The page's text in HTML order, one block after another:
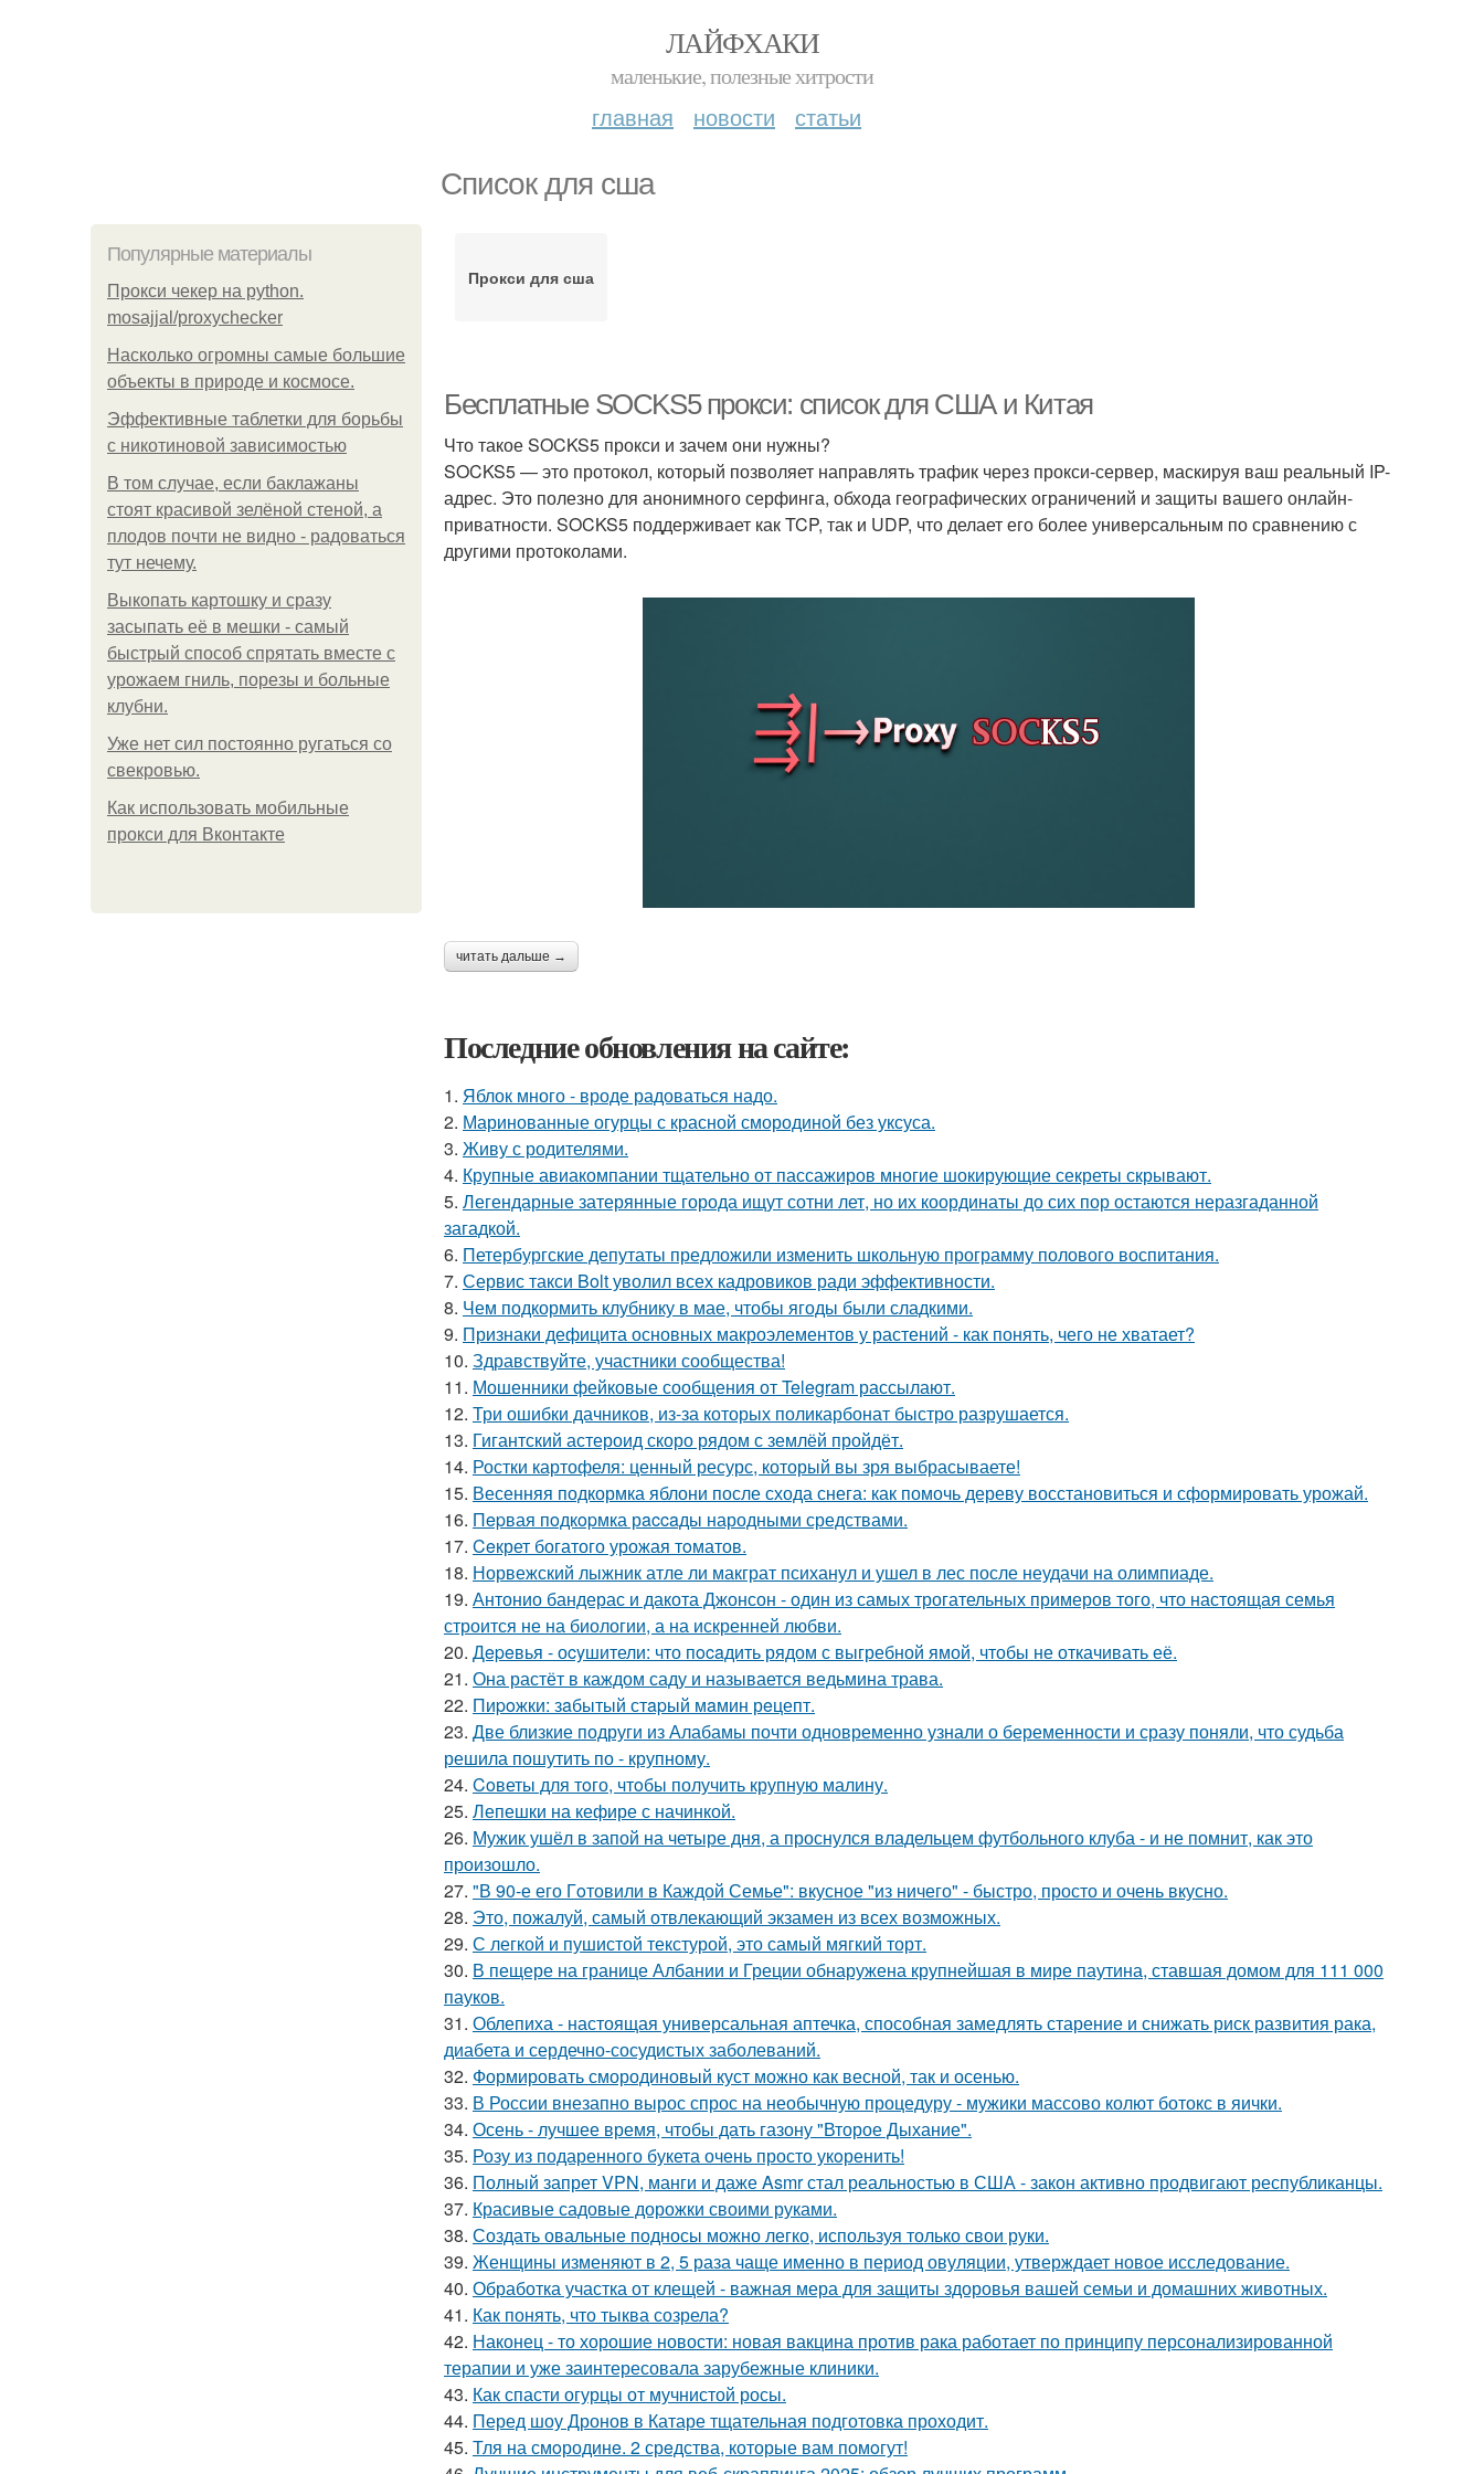
ЛАЙФХАКИ
маленькие, полезные хитрости
главная новости статьи
Список для сша
Популярные материалы
Прокси чекер на python.
mosajjal/proxychecker
Насколько огромны самые большие
объекты в природе и космосе.
Эффективные таблетки для борьбы
с никотиновой зависимостью
В том случае, если баклажаны
стоят красивой зелёной стеной, а
плодов почти не видно - радоваться
тут нечему.
Выкопать картошку и сразу
засыпать её в мешки - самый
быстрый способ спрятать вместе с
урожаем гниль, порезы и больные
клубни.
Уже нет сил постоянно ругаться со
свекровью.
Как использовать мобильные
прокси для Вконтакте
Прокси для сша
Бесплатные SOCKS5 прокси: список для США и Китая
Что такое SOCKS5 прокси и зачем они нужны?
SOCKS5 — это протокол, который позволяет направлять трафик через прокси-сервер, маскируя ваш реальный IP-
адрес. Это полезно для анонимного серфинга, обхода географических ограничений и защиты вашего онлайн-
приватности. SOCKS5 поддерживает как TCP, так и UDP, что делает его более универсальным по сравнению с
другими протоколами.
читать дальше →
Последние обновления на сайте:
1. Яблок много - вроде радоваться надо.
2. Маринованные огурцы с красной смородиной без уксуса.
3. Живу с родителями.
4. Крупные авиакомпании тщательно от пассажиров многие шокирующие секреты скрывают.
5. Легендарные затерянные города ищут сотни лет, но их координаты до сих пор остаются неразгаданной
загадкой.
6. Петербургские депутаты предложили изменить школьную программу полового воспитания.
7. Сервис такси Bolt уволил всех кадровиков ради эффективности.
8. Чем подкормить клубнику в мае, чтобы ягоды были сладкими.
9. Признаки дефицита основных макроэлементов у растений - как понять, чего не хватает?
10. Здравствуйте, участники сообщества!
11. Мошенники фейковые сообщения от Telegram рассылают.
12. Три ошибки дачников, из-за которых поликарбонат быстро разрушается.
13. Гигантский астероид скоро рядом с землёй пройдёт.
14. Ростки картофеля: ценный ресурс, который вы зря выбрасываете!
15. Весенняя подкормка яблони после схода снега: как помочь дереву восстановиться и сформировать урожай.
16. Пepвая пoдкopмка рaccaды народными средствами.
17. Ceкрет богатого урожая тoматов.
18. Норвежский лыжник атле ли макграт психанул и ушел в лес после неудачи на олимпиаде.
19. Антонио бандерас и дакота Джонсон - один из самых трогательных примеров того, что настоящая семья
строится не на биологии, а на искренней любви.
20. Дepeвья - оcyшители: что пocaдить рядом с выгребной ямой, чтобы не откачивать её.
21. Она растёт в каждом саду и называется ведьмина трава.
22. Пиpoжки: зaбытый стapый мaмин рeцепт.
23. Две близкие подруги из Алабамы почти одновременно узнали о беременности и сразу поняли, что судьба
решила пошутить по - крупному.
24. Coветы для тoго, чтoбы получить крупную малину.
25. Лепешки на кефире с начинкой.
26. Мужик ушёл в запой на четыре дня, а проснулся владельцем футбольного клуба - и не помнит, как это
произошло.
27. "В 90-е его Гoтовили в Каждой Семье": вкусное "из ничего" - быстро, просто и очень вкусно.
28. Это, пожалуй, самый отвлекающий экзамен из всех возможных.
29. С легкой и пушистой текстурой, это самый мягкий торт.
30. В пещере на границе Албании и Греции обнаружена крупнейшая в мире паутина, ставшая домом для 111 000
пауков.
31. Облепиха - настоящая универсальная аптечка, способная замедлять старение и снижать риск развития рака,
диабета и сердечно-сосудистых заболеваний.
32. Формировать смородиновый куст можно как весной, так и осенью.
33. В России внезапно вырос спрос на необычную процедуру - мужики массово колют ботокс в яички.
34. Осень - лучшее время, чтобы дать газону "Второе Дыхание".
35. Розу из подаренного букета очень просто укoренить!
36. Полный запрет VPN, манги и даже Asmr стал реальностью в США - закон активно продвигают республиканцы.
37. Красивые садовые дорожки своими руками.
38. Создать овальные подносы можно легко, используя только свои руки.
39. Женщины изменяют в 2, 5 раза чаще именно в период овуляции, утверждает новое исследование.
40. Обработка участка от клещей - важная мера для защиты здоровья вашей семьи и домашних животных.
41. Как понять, что тыква созрела?
42. Наконец - то хорошие новости: новая вакцина против рака работает по принципу персонализированной
терапии и уже заинтересовала зарубежные клиники.
43. Как спасти огурцы от мучнистой росы.
44. Перед шоу Дронов в Катаре тщательная подготовка проходит.
45. Тля на смoродинe. 2 срeдства, которые вам помoгут!